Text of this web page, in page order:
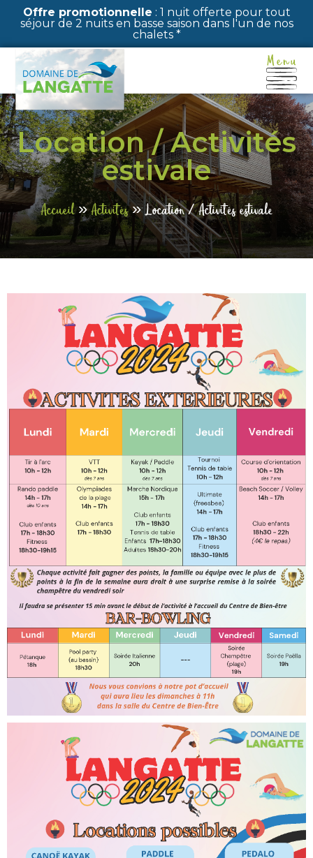
Offre promotionnelle : 1 nuit offerte pour tout
séjour de 2 nuits en basse saison dans l'un de nos
chalets *
Location / Activités
estivale
Accueil»Activités»Location / Activités estivale
Panneau de gestion des cookies